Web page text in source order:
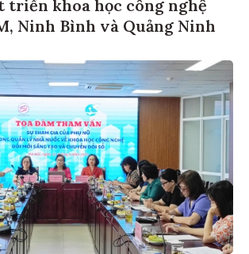
Ninh Bình và Quảng Ninh